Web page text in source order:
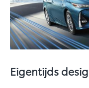
Eigentijds